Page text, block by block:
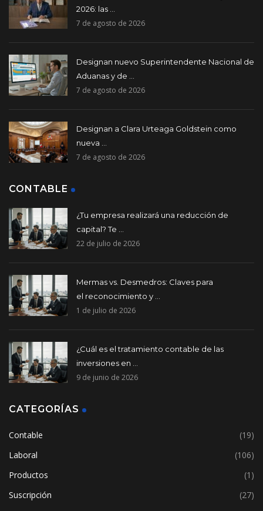
2026: las ...
7 de agosto de 2026
Designan nuevo Superintendente Nacional de
Aduanas y de ...
7 de agosto de 2026
Designan a Clara Urteaga Goldstein como
nueva ...
7 de agosto de 2026
CONTABLE
¿Tu empresa realizará una reducción de
capital? Te ...
22 de julio de 2026
Mermas vs. Desmedros: Claves para
el reconocimiento y ...
1 de julio de 2026
¿Cuál es el tratamiento contable de las
inversiones en ...
9 de junio de 2026
CATEGORÍAS
Contable
(19)
Laboral
(106)
Productos
(1)
Suscripción
(27)